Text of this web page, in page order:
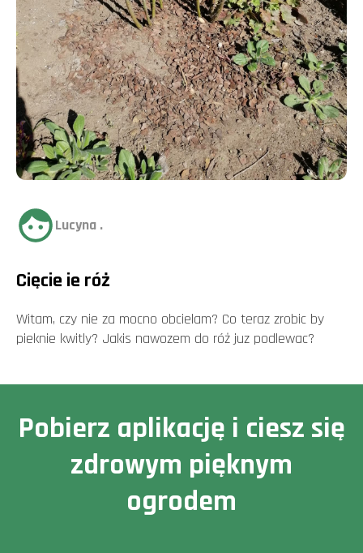
Lucyna .
Cięcie ie róż
Witam, czy nie za mocno obcielam? Co teraz zrobic by
pieknie kwitly? Jakis nawozem do róż juz podlewac?
Pobierz aplikację i ciesz się
zdrowym pięknym
ogrodem